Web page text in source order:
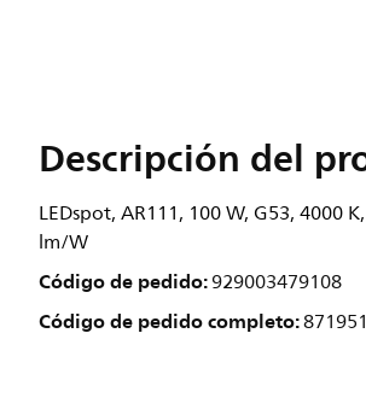
Descripción del
LEDspot, AR111, 100 W, G53, 4000
lm/W
Código de pedido:929003479108
Código de pedido completo: